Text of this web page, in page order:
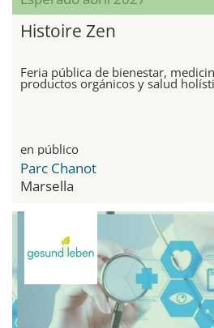
Histoire Zen
Feria pública de bienestar,
productos orgánicos y salud
en público
Parc Chanot
Marsella